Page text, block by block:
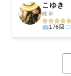
こゆき
岐阜
176回